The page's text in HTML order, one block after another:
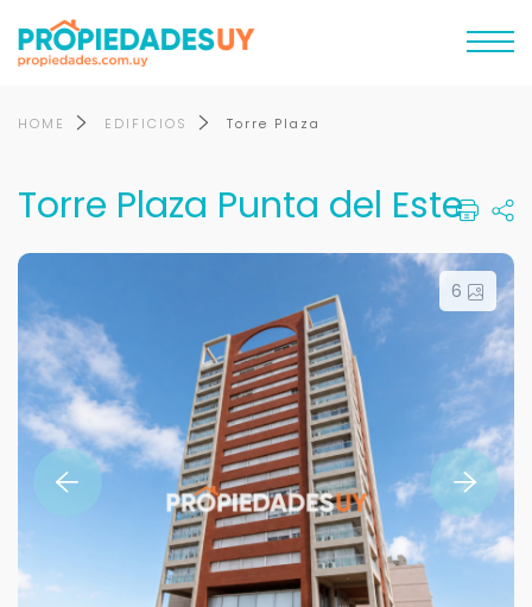
HOME EDIFICIOS Torre Plaza
Torre Plaza Punta del Este
6